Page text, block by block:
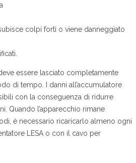
colpi forti o viene danneggiato
deve essere lasciato completamente
di tempo. I danni all’accumulatore
con la conseguenza di ridurre
Quando l’apparecchio rimane
è necessario ricaricarlo almeno ogni
LESA o con il cavo per